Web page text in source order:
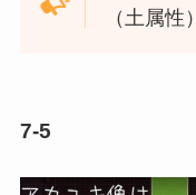
（土属性）
7-5